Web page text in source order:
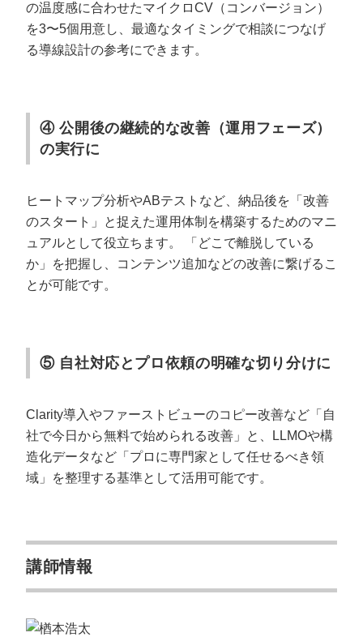
の温度感に合わせたマイクロCV（コンバージョン）
を3〜5個用意し、最適なタイミングで相談につなげ
る導線設計の参考にできます。
④ 公開後の継続的な改善（運用フェーズ）
の実行に
ヒートマップ分析やABテストなど、納品後を「改善
のスタート」と捉えた運用体制を構築するためのマニ
ュアルとして役立ちます。
「どこで離脱している
か」を把握し、コンテンツ追加などの改善に繋げるこ
とが可能です。
⑤ 自社対応とプロ依頼の明確な切り分けに
Clarity導入やファーストビューのコピー改善など「自
社で今日から無料で始められる改善」と、LLMOや構
造化データなど「プロに専門家として任せるべき領
域」を整理する基準として活用可能です。
講師情報